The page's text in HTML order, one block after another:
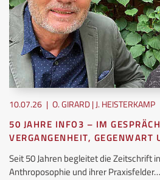
10.07.26 | O. GIRARD | J. HEISTERKAMP
50 JAHRE INFO3 – IM
VERGANGENHEIT, GEGENWART
Seit 50 Jahren begleitet die Zeitschrift
Anthroposophie und ihrer Praxisfelder…